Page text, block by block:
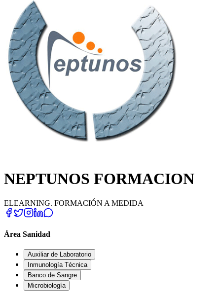
NEPTUNOS FORMACION
ELEARNING. FORMACIÓN A MEDIDA
Área Sanidad
Auxiliar de Laboratorio
Inmunología Técnica
Banco de Sangre
Microbiología